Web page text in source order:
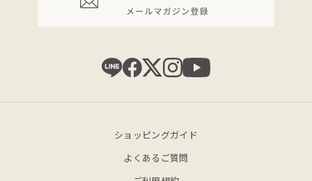
ショッピングガイド
よくあるご質問